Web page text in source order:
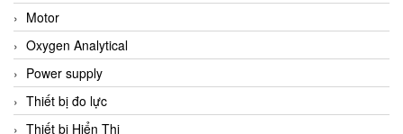
Motor
Oxygen Analytical
Power supply
Thiết bị đo lực
Thiết bị Hiển Thị